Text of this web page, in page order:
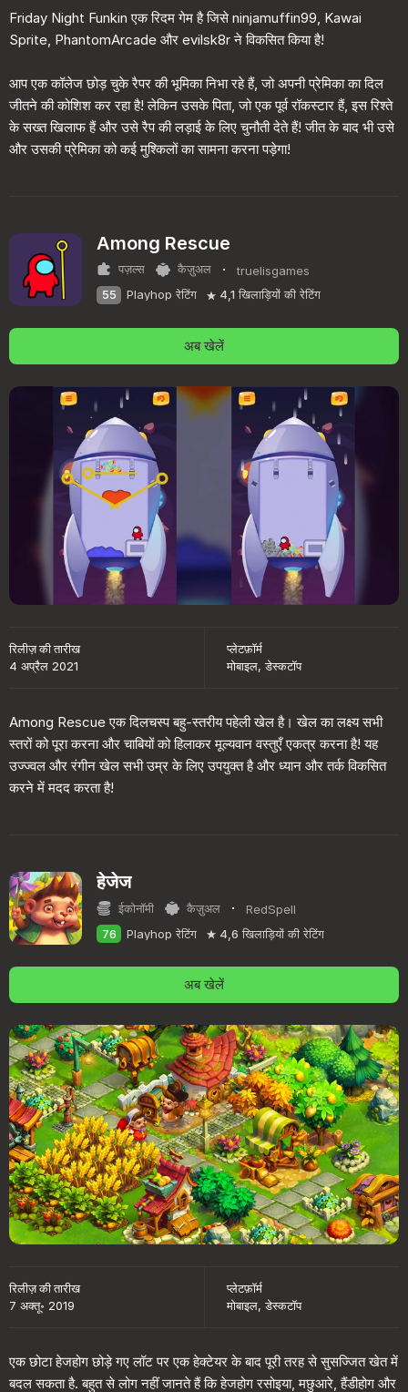
Friday Night Funkin एक रिदम गेम है जिसे ninjamuffin99, Kawai
Sprite, PhantomArcade और evilsk8r ने विकसित किया है!
आप एक कॉलेज छोड़ चुके रैपर की भूमिका निभा रहे हैं, जो अपनी प्रेमिका का दिल
जीतने की कोशिश कर रहा है! लेकिन उसके पिता, जो एक पूर्व रॉकस्टार हैं, इस रिश्ते
के सख्त खिलाफ हैं और उसे रैप की लड़ाई के लिए चुनौती देते हैं! जीत के बाद भी उसे
और उसकी प्रेमिका को कई मुश्किलों का सामना करना पड़ेगा!
Among Rescue
पज़ल्स कैज़ुअल ·
truelisgames
55
Playhop रेटिंग 4,1 खिलाड़ियों की रेटिंग
अब खेलें
रिलीज़ की तारीख
4 अप्रैल 2021
प्लेटफ़ॉर्म
मोबाइल, डेस्कटॉप
Among Rescue एक दिलचस्प बहु-स्तरीय पहेली खेल है। खेल का लक्ष्य सभी
स्तरों को पूरा करना और चाबियों को हिलाकर मूल्यवान वस्तुएँ एकत्र करना है! यह
उज्ज्वल और रंगीन खेल सभी उम्र के लिए उपयुक्त है और ध्यान और तर्क विकसित
करने में मदद करता है!
हेजेज
ईकोनॉमी कैज़ुअल ·
RedSpell
76
Playhop रेटिंग 4,6 खिलाड़ियों की रेटिंग
अब खेलें
रिलीज़ की तारीख
7 अक्तू॰ 2019
प्लेटफ़ॉर्म
मोबाइल, डेस्कटॉप
एक छोटा हेजहोग छोड़े गए लॉट पर एक हेक्टेयर के बाद पूरी तरह से सुसज्जित खेत में
बदल सकता है. बहुत से लोग नहीं जानते हैं कि हेजहोग रसोइया, मछुआरे, हैंडीहोग और